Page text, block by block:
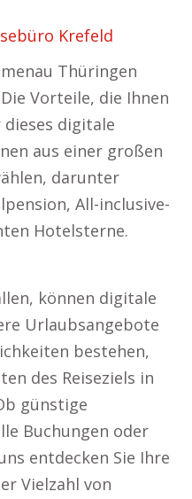
Krefeld
Thüringen
Vorteile, die Ihnen
digitale
aus einer großen
darunter
All-inclusive-
Hotelsterne.
können digitale
Urlaubsangebote
bestehen,
des Reiseziels in
günstige
Buchungen oder
entdecken Sie Ihre
Vielzahl von